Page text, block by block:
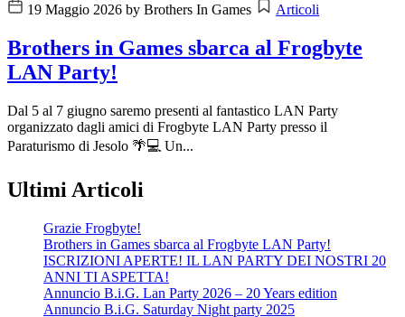
19 Maggio 2026 by Brothers In Games Articoli
Brothers in Games sbarca al Frogbyte
LAN Party!
Dal 5 al 7 giugno saremo presenti al fantastico LAN Party
organizzato dagli amici di Frogbyte LAN Party presso il
Paraturismo di Jesolo 🌴💻 Un...
Ultimi Articoli
Grazie Frogbyte!
Brothers in Games sbarca al Frogbyte LAN Party!
ISCRIZIONI APERTE! IL LAN PARTY DEI NOSTRI 20
ANNI TI ASPETTA!
Annuncio B.i.G. Lan Party 2026 – 20 Years edition
Annuncio B.i.G. Saturday Night party 2025